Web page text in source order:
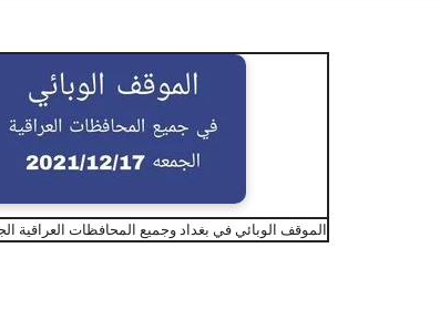
الموقف الوبائي في بغداد وجميع المحافظات العراقية الجمعه